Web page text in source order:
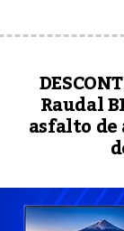
Raudal
asfalto